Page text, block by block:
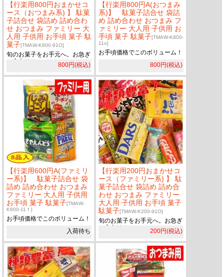
【行楽用800円おまかせコ
ース（おつまみ系) 】 駄菓
子詰合せ 袋詰め 詰め合わ
せ おつまみ ファミリー 大
人用 子供用 お手頃 菓子 駄
菓子[TMAW-K800-91O]
旬のお菓子をお手元へ。お急ぎ
の方向け！
800円(税込)
【行楽用800円A(おつまみ
系)】 駄菓子詰合せ 袋詰
め 詰め合わせ おつまみ フ
ァミリー 大人用 子供用 お
手頃 菓子 駄菓子[TMAW-K800-
11o]
お手頃価格でこのボリューム！
800円(税込)
【行楽用600円A(ファミリ
ー系)】 駄菓子詰合せ 袋
詰め 詰め合わせ おつまみ
ファミリー 大人用 子供用
お手頃 菓子 駄菓子[TMAW-
K600-11ｆ]
お手頃価格でこのボリューム！
入荷待ち
【行楽用200円おまかせコ
ース（ファミリー系) 】 駄
菓子詰合せ 袋詰め 詰め合
わせ おつまみ ファミリー
大人用 子供用 お手頃 菓子
駄菓子[TMAW-K200-91O]
旬のお菓子をお手元へ。お急ぎ
の方向け！
200円(税込)